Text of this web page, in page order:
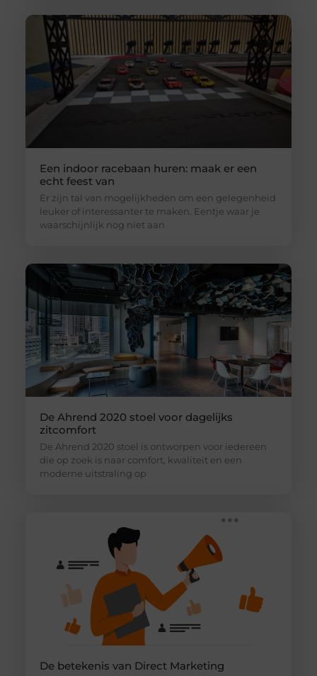
Een indoor racebaan huren: maak er een
echt feest van
Er zijn tal van mogelijkheden om een gelegenheid
leuker of interessanter te maken. Eentje waar je
waarschijnlijk nog niet aan
De Ahrend 2020 stoel voor dagelijks
zitcomfort
De Ahrend 2020 stoel is ontworpen voor iedereen
die op zoek is naar comfort, kwaliteit en een
moderne uitstraling op
De betekenis van Direct Marketing